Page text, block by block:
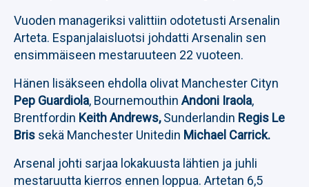
Vuoden manageriksi valittiin odotetusti Arsenalin
Arteta. Espanjalaisluotsi johdatti Arsenalin sen
ensimmäiseen mestaruuteen 22 vuoteen.
Hänen lisäkseen ehdolla olivat Manchester Cityn
Pep Guardiola, Bournemouthin Andoni Iraola,
Brentfordin Keith Andrews,Sunderlandin Regis Le
Bris sekä Manchester Unitedin Michael Carrick.
Arsenal johti sarjaa lokakuusta lähtien ja juhli
mestaruutta kierros ennen loppua. Artetan 6,5